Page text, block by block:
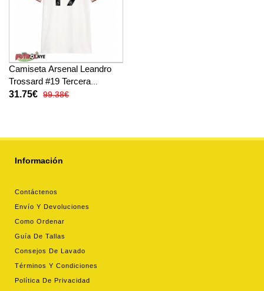
Camiseta Arsenal Leandro
Trossard #19 Tercera
Equipación para mujer 2025-
31.75€ 99.38€
Información
Contáctenos
Envío Y Devoluciones
Como Ordenar
Guía De Tallas
Consejos De Lavado
Términos Y Condiciones
Política De Privacidad